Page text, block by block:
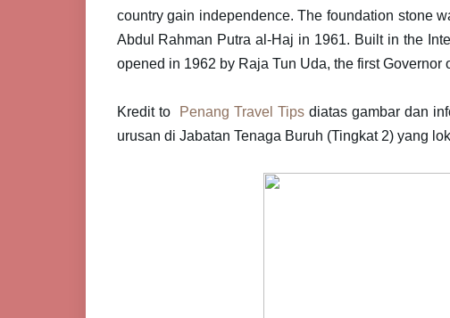
country gain independence. The foundation stone
Abdul Rahman Putra al-Haj in 1961. Built in the
opened in 1962 by Raja Tun Uda, the first Governor
Kredit to Penang Travel Tipsdiatas gambar dan
urusan di Jabatan Tenaga Buruh (Tingkat 2) yang